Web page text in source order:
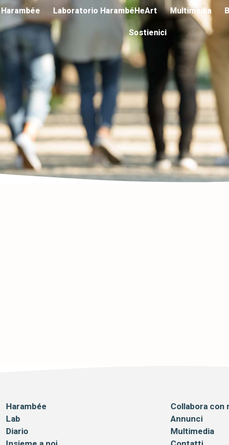
Harambée Laboratorio HarambéHeArt Multimedia
Sostienici
Harambée
Lab
Diario
Collabora con
Annunci
Multimedia